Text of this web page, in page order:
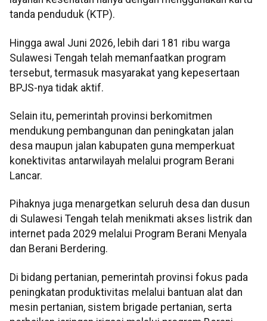
tanda penduduk (KTP).
Hingga awal Juni 2026, lebih dari 181 ribu warga
Sulawesi Tengah telah memanfaatkan program
tersebut, termasuk masyarakat yang kepesertaan
BPJS-nya tidak aktif.
Selain itu, pemerintah provinsi berkomitmen
mendukung pembangunan dan peningkatan jalan
desa maupun jalan kabupaten guna memperkuat
konektivitas antarwilayah melalui program Berani
Lancar.
Pihaknya juga menargetkan seluruh desa dan dusun
di Sulawesi Tengah telah menikmati akses listrik dan
internet pada 2029 melalui Program Berani Menyala
dan Berani Berdering.
Di bidang pertanian, pemerintah provinsi fokus pada
peningkatan produktivitas melalui bantuan alat dan
mesin pertanian, sistem brigade pertanian, serta